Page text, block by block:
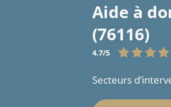
Aide à
(76116)
4.7/5
Secteurs